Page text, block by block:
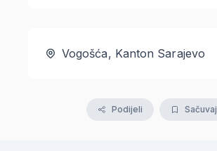
Vogošća, Kanton Sarajevo
Podijeli Sačuvaj